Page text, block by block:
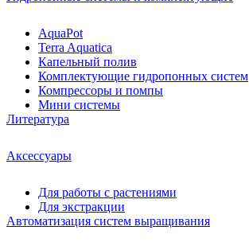
AquaPot
Terra Aquatica
Капельный полив
Комплектующие гидропонных систем
Компрессоры и помпы
Мини системы
Литература
Аксессуары
Для работы с растениями
Для экстракции
Автоматизация систем выращивания